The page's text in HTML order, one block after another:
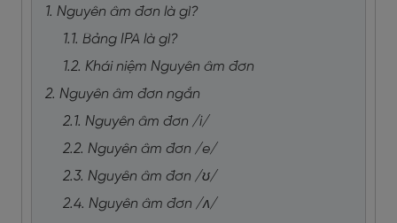
1. Nguyên âm đơn là gì?
1.1. Bảng IPA là gì?
1.2. Khái niệm Nguyên âm đơn
2. Nguyên âm đơn ngắn
2.1. Nguyên âm đơn /i/
2.2. Nguyên âm đơn /e/
2.3. Nguyên âm đơn /ʊ/
2.4. Nguyên âm đơn /ʌ/